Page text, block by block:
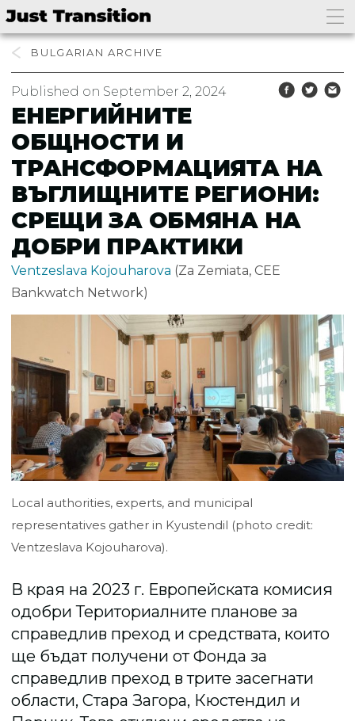
BULGARIAN
Published on September 2, 2024
ЕНЕРГИЙНИТЕ
ОБЩНОСТИ И
ТРАНСФОРМАЦИЯТА НА
ВЪГЛИЩНИТЕ РЕГИОНИ:
СРЕЩИ ЗА ОБМЯНА НА
ДОБРИ ПРАКТИКИ
Ventzeslava Kojouharova (Za Zemiata, CEE
Bankwatch Network)
Local authorities, experts, and municipal
representatives gather in Kyustendil (photo credit:
Ventzeslava Kojouharova).
В края на 2023 г. Европейската комисия
одобри Териториалните планове за
справедлив преход и средствата, които
ще бъдат получени от Фонда за
справедлив преход в трите засегнати
области, Стара Загора, Кюстендил и